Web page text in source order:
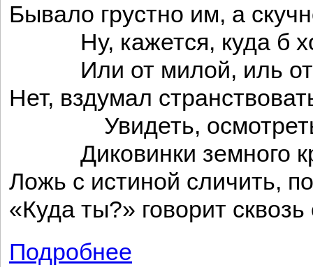
Бывало грустно им, а
Ну, кажется, куда б
Или от милой, иль от
Нет, вздумал
Увидеть,
Диковинки земного
Ложь с истиной сличить,
«Куда ты?» говорит
Подробнее